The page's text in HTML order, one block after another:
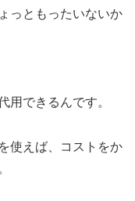
っともったいないか
用できるんです。
使えば、コストをか